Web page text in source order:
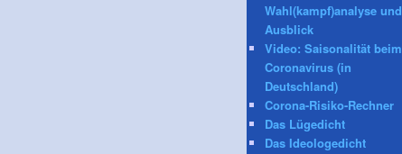
Wahl(kampf)analyse und
Ausblick
Video: Saisonalität beim
Coronavirus (in
Deutschland)
Corona-Risiko-Rechner
Das Lügedicht
Das Ideologedicht